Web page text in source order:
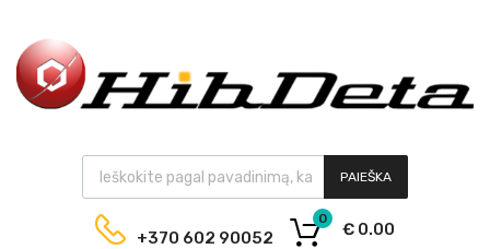
PAIEŠKA
+370 602 90052 € 0.00
0